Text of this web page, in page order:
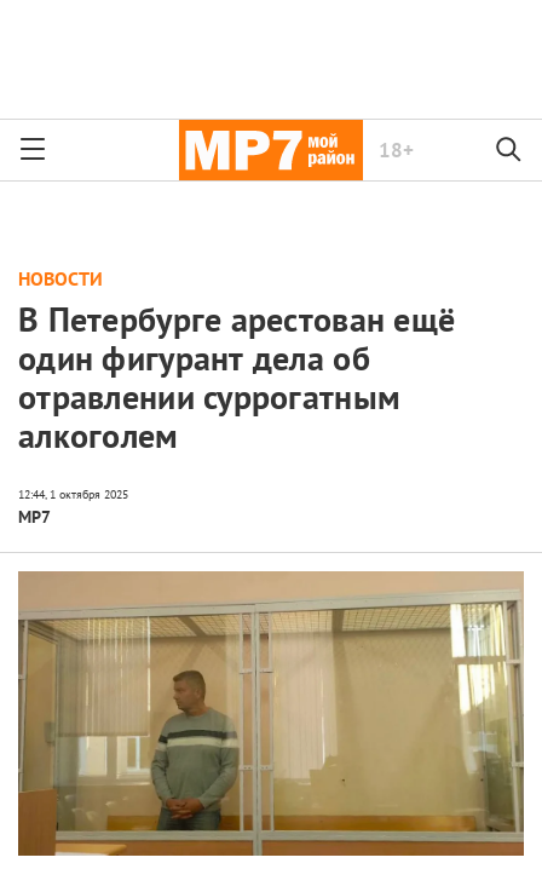
18+
НОВОСТИ
В Петербурге арестован ещё
один фигурант дела об
отравлении суррогатным
алкоголем
МР7